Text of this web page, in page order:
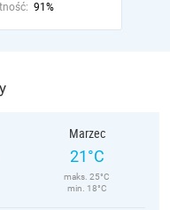
91%
Marzec
21°C
maks. 25°C
min. 18°C